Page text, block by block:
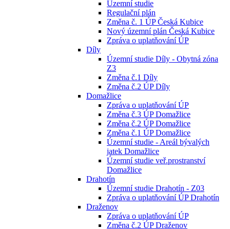
Územní studie
Regulační plán
Změna č. 1 ÚP Česká Kubice
Nový územní plán Česká Kubice
Zpráva o uplatňování ÚP
Díly
Územní studie Díly - Obytná zóna
Z3
Změna č.1 Díly
Změna č.2 ÚP Díly
Domažlice
Zpráva o uplatňování ÚP
Změna č.3 ÚP Domažlice
Změna č.2 ÚP Domažlice
Změna č.1 ÚP Domažlice
Územní studie - Areál bývalých
jatek Domažlice
Územní studie veř.prostranství
Domažlice
Drahotín
Územní studie Drahotín - Z03
Zpráva o uplatňování ÚP Drahotín
Draženov
Zpráva o uplatňování ÚP
Změna č.2 ÚP Draženov